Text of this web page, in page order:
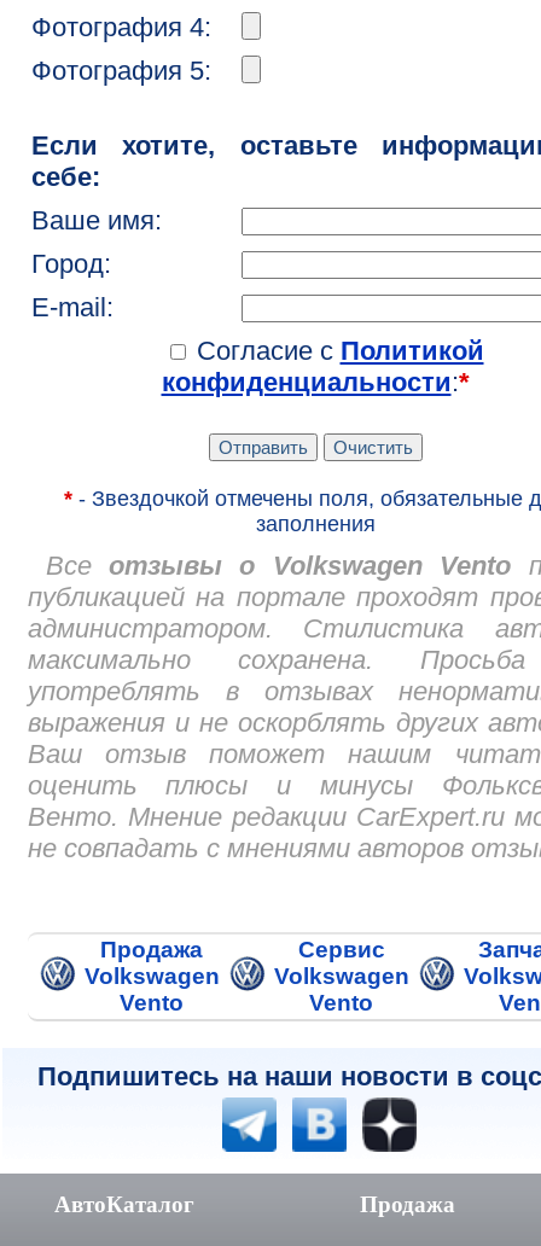
Фотография 4:
Фотография 5:
Если хотите, оставьте
себе:
Ваше имя:
Город:
E-mail:
Согласие с Политикой
конфиденциальности:*
*- Звездочкой отмечены поля, обязательные
заполнения
Все отзывы о Volkswagen Vento
публикацией на портале проходят
администратором. Стилистика
максимально сохранена.
употреблять в отзывах
выражения и не оскорблять других
Ваш отзыв поможет нашим
оценить плюсы и минусы
Венто. Мнение редакции CarExpert.ru
не совпадать с мнениями авторов
Продажа
Volkswagen
Vento
Сервис
Volkswagen
Vento
Подпишитесь на наши новости в
АвтоКаталог Продажа